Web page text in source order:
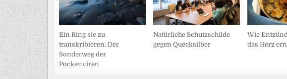
Ein Ring sie zu
transkribieren: Der
Sonderweg der
Pockenviren
Natürliche Schutzschilde
gegen Quecksilber
Wie
das Herz